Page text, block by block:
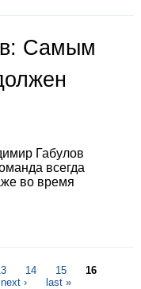
Самым
Габулов
всегда
во время
14 15
16
next › last »